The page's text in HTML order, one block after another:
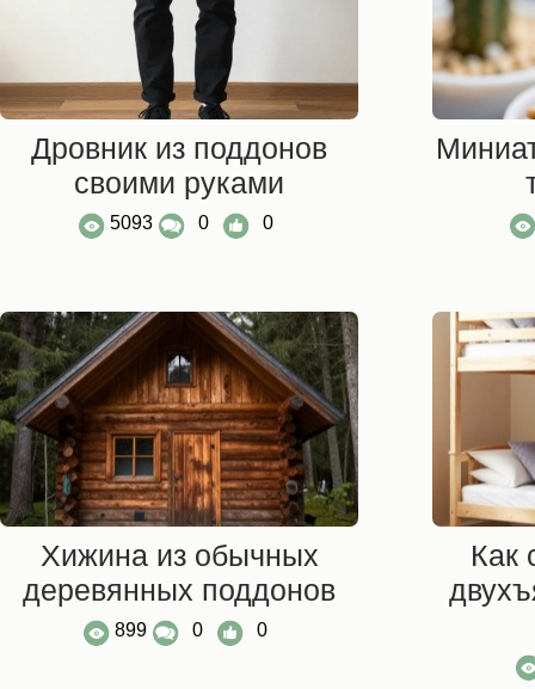
Дровник из поддонов
своими руками
5093 0 0
Хижина из обычных
деревянных поддонов
899 0 0
Как